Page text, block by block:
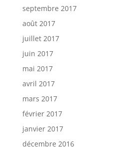
septembre 2017
août 2017
juillet 2017
juin 2017
mai 2017
avril 2017
mars 2017
février 2017
janvier 2017
décembre 2016